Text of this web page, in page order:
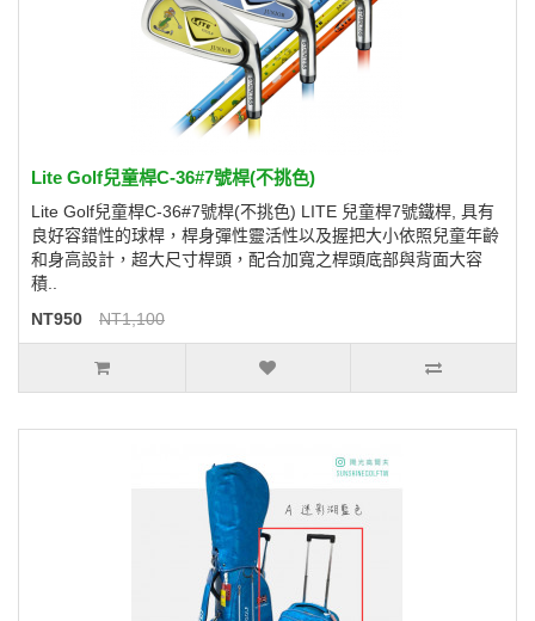
Lite Golf兒童桿C-36#7號桿(不挑色)
Lite Golf兒童桿C-36#7號桿(不挑色) LITE 兒童桿7號鐵桿, 具有
良好容錯性的球桿，桿身彈性靈活性以及握把大小依照兒童年齡
和身高設計，超大尺寸桿頭，配合加寬之桿頭底部與背面大容
積..
NT950
NT1,100